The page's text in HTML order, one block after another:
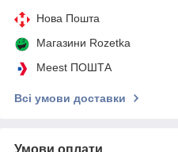
Нова Пошта
Магазини Rozetka
Meest ПОШТА
Всі умови доставки
Умови оплати